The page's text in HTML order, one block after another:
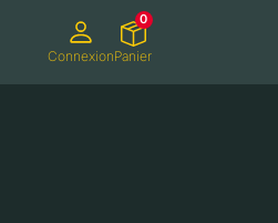
ConnexionPanier
0